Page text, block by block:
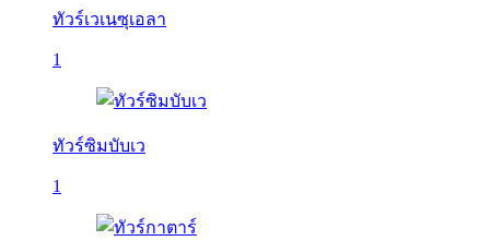
ทัวร์เวเนซุเอลา
1
ทัวร์ซิมบับเว
1